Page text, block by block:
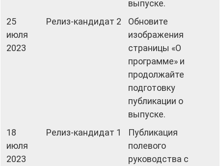
выпуске.
25
июля
2023
Релиз-кандидат 2
Обновите
изображения
страницы «О
программе» и
продолжайте
подготовку
публикации о
выпуске.
18
июля
2023
Релиз-кандидат 1
Публикация
полевого
руководства с